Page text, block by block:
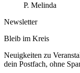
P. Melinda
Newsletter
Bleib im Kreis
Neuigkeiten zu
dein Postfach, ohne